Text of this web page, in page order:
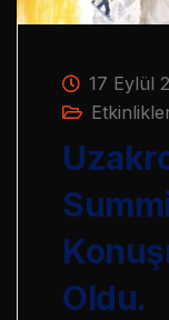
17 Eylül
Oldu.